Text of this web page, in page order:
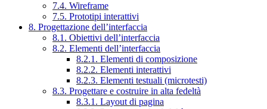
7.4. Wireframe
7.5. Prototipi interattivi
8. Progettazione dell’interfaccia
8.1. Obiettivi dell’interfaccia
8.2. Elementi dell’interfaccia
8.2.1. Elementi di composizione
8.2.2. Elementi interattivi
8.2.3. Elementi testuali (microtesti)
8.3. Progettare e costruire in alta fedeltà
8.3.1. Layout di pagina